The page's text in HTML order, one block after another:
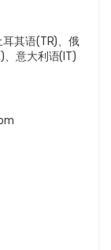
其语(TR)、俄
、意大利语(IT)